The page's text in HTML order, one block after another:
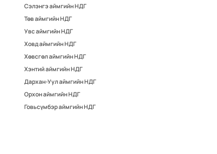
Сэлэнгэ аймгийн НДГ
Төв аймгийн НДГ
Увс аймгийн НДГ
Ховд аймгийн НДГ
Хөвсгөл аймгийн НДГ
Хэнтий аймгийн НДГ
Дархан-Уул аймгийн НДГ
Орхон аймгийн НДГ
Говьсүмбэр аймгийн НДГ